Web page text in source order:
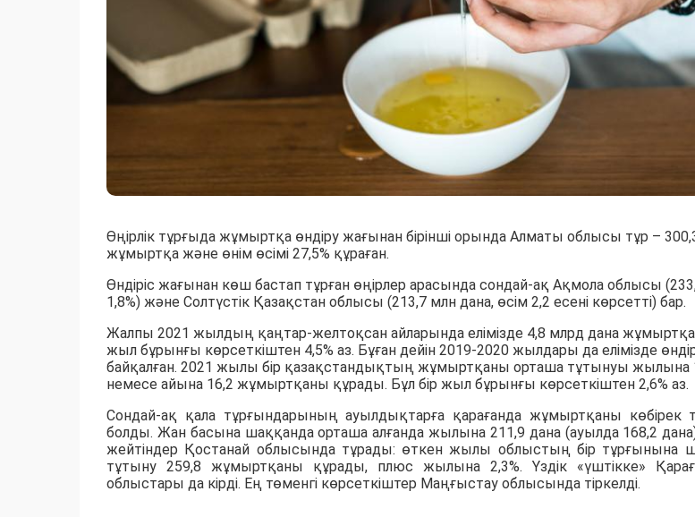
Өңірлік тұрғыда жұмыртқа өндіру жағынан бірінші орында Алматы облысы тұр –
жұмыртқа және өнім өсімі 27,5% құраған.
Өндіріс жағынан көш бастап тұрған өңірлер арасында сондай-ақ Ақмола облысы
1,8%) және Солтүстік Қазақстан облысы (213,7 млн дана, өсім 2,2 есені көрсетті) бар.
Жалпы 2021 жылдың қаңтар-желтоқсан айларында елімізде 4,8 млрд дана жұмыртқа
жыл бұрынғы көрсеткіштен 4,5% аз. Бұған дейін 2019-2020 жылдары да елімізде
байқалған. 2021 жылы бір қазақстандықтың жұмыртқаны орташа тұтынуы
немесе айына 16,2 жұмыртқаны құрады. Бұл бір жыл бұрынғы көрсеткіштен 2,6% аз.
Сондай-ақ қала тұрғындарының ауылдықтарға қарағанда жұмыртқаны көбірек
болды. Жан басына шаққанда орташа алғанда жылына 211,9 дана (ауылда 168,2
жейтіндер Қостанай облысында тұрады: өткен жылы облыстың бір тұрғынына
тұтыну 259,8 жұмыртқаны құрады, плюс жылына 2,3%. Үздік «үштікке»
облыстары да кірді. Ең төменгі көрсеткіштер Маңғыстау облысында тіркелді.